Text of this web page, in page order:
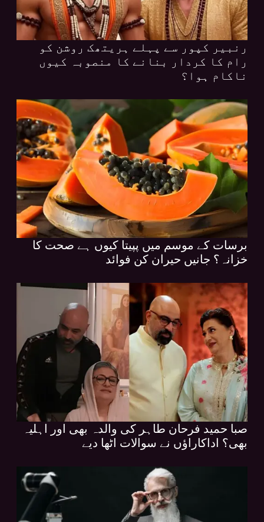
رنبیر کپور سے پہلے ہریتھک روشن کو
رام کا کردار بنانے کا منصوبہ کیوں
ناکام ہوا؟
برسات کے موسم میں پپیتا کیوں ہے صحت کا
خزانہ؟ جانیں حیران کن فوائد
صبا حمید فرحان طاہر کی والدہ بھی اور اہلیہ
بھی؟ اداکاراؤں نے سوالات اٹھا دیے